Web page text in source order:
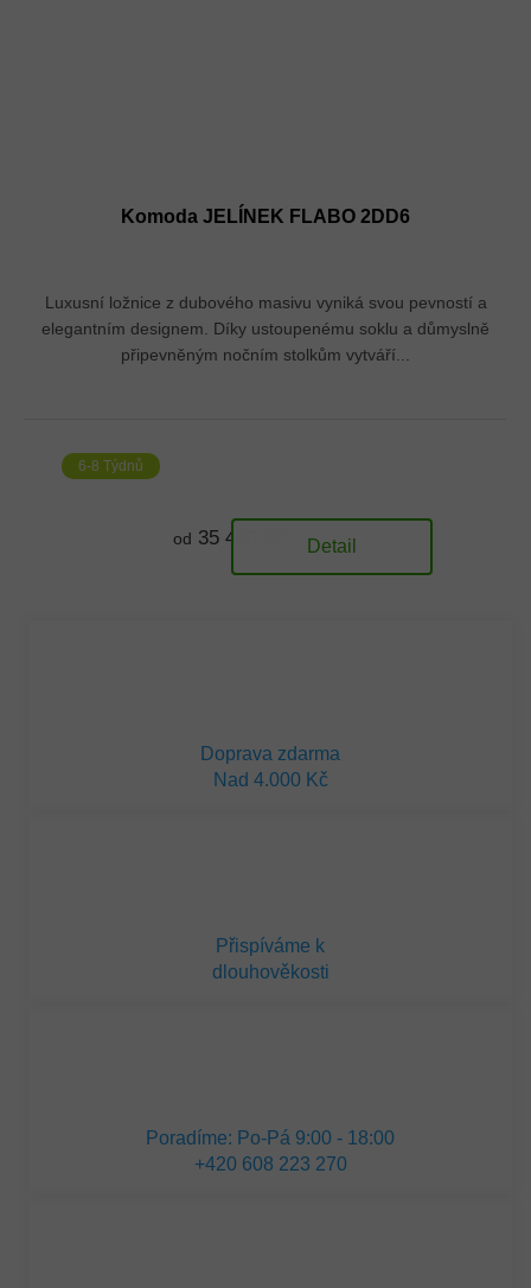
Komoda JELÍNEK FLABO 2DD6
Luxusní ložnice z dubového masivu vyniká svou pevností a
elegantním designem. Díky ustoupenému soklu a důmyslně
připevněným nočním stolkům vytváří...
6-8 Týdnů
od 35 440 Kč Detail
Doprava zdarma
Nad 4.000 Kč
Přispíváme k
dlouhověkosti
Poradíme: Po-Pá 9:00 - 18:00
+420 608 223 270